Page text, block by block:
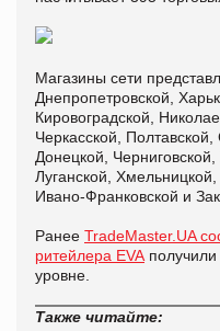
Магазины сети
Днепропетровской,
Кировоградской,
Черкасской,
Донецкой,
Луганской,
Ивано-Франковской и
Ранее TradeMaster.UA
ритейлера EVA
уровне.
Также читайте: